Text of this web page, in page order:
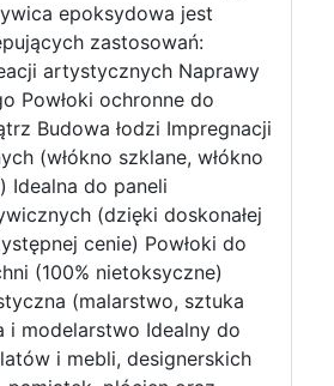
epoksydowa jest
zastosowań:
artystycznych Naprawy
Powłoki ochronne do
Budowa łodzi Impregnacji
(włókno szklane, włókno
Idealna do paneli
(dzięki doskonałej
cenie) Powłoki do
(100% nietoksyczne)
(malarstwo, sztuka
i modelarstwo Idealny do
i mebli, designerskich